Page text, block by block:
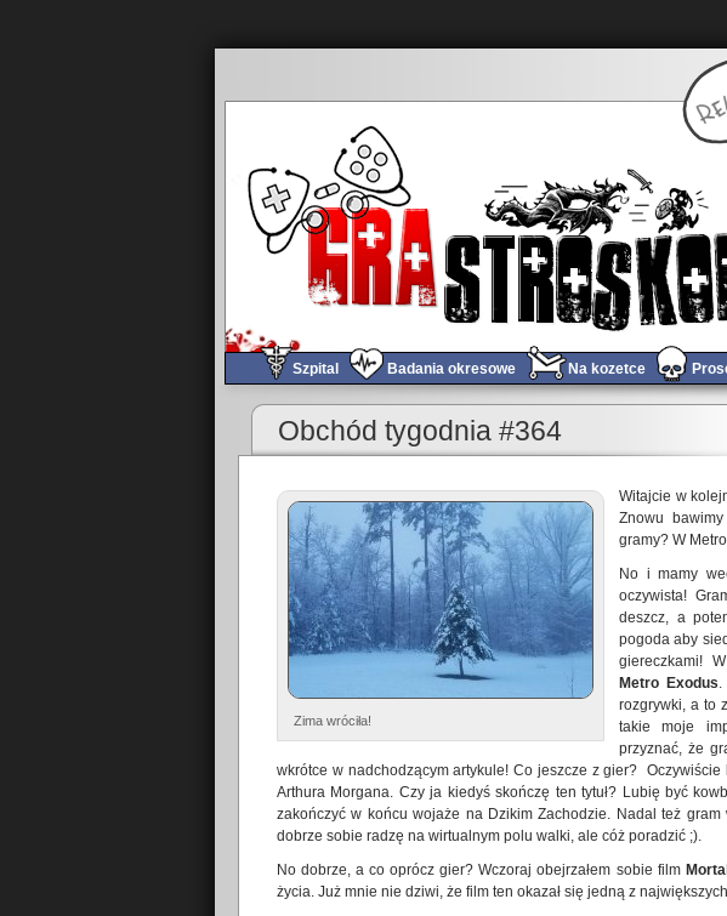
Szpital Badania okresowe Na kozetce
Obchód tygodnia #363
Obchód tygodnia #364
Zima wróciła!
Witajcie w
Znowu
gramy? W
No i mamy
oczywista!
deszcz, a
pogoda aby
giereczkami!
Metro Exodus.
rozgrywki, a to
takie moje
przyznać, że
wkrótce w nadchodzącym artykule! Co jeszcze z gier? Oczywiście
Arthura Morgana. Czy ja kiedyś skończę ten tytuł? Lubię być
zakończyć w końcu wojaże na Dzikim Zachodzie. Nadal też gram
dobrze sobie radzę na wirtualnym polu walki, ale cóż poradzić ;).
No dobrze, a co oprócz gier? Wczoraj obejrzałem sobie film
życia. Już mnie nie dziwi, że film ten okazał się jedną z